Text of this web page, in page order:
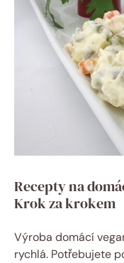
Recepty na
Krok za krokem
Výroba domácí
rychlá. Potřebujete